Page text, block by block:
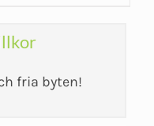
fria byten!